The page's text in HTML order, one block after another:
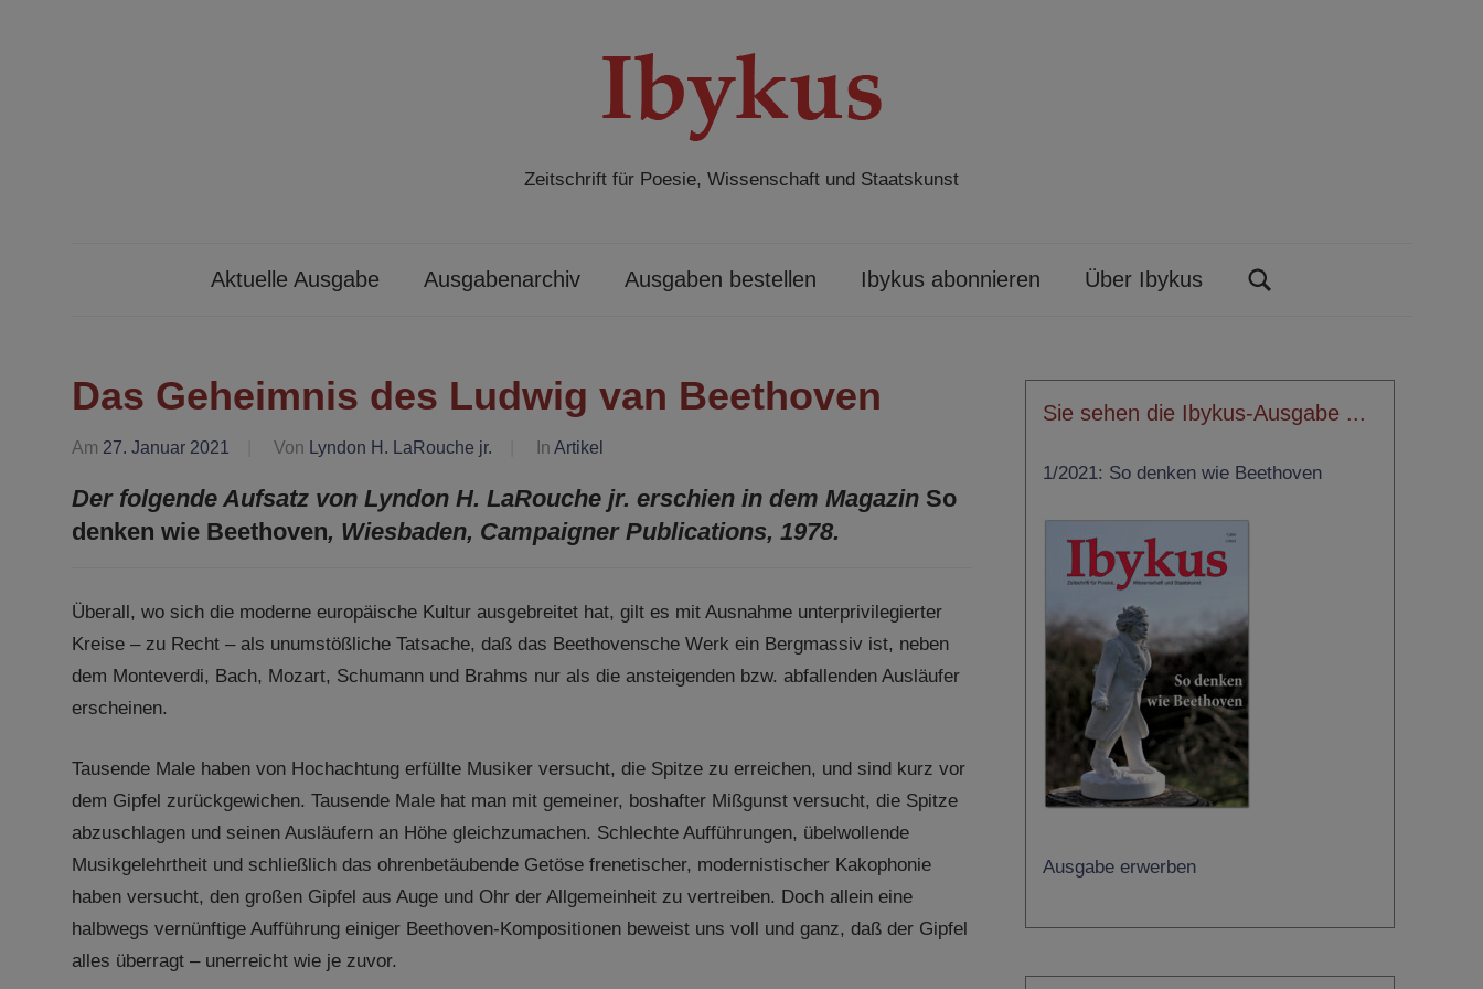
Zeitschrift für Poesie, Wissenschaft und Staatskunst
Aktuelle Ausgabe Ausgabenarchiv Ausgaben bestellen Ibykus abonnieren
Über Ibykus
Das Geheimnis des Ludwig van Beethoven
Am 27. Januar 2021 Von Lyndon H. LaRouche jr. In Artikel
Der folgende Aufsatz von Lyndon H. LaRouche jr. erschien in dem Magazin So
denken wie Beethoven, Wiesbaden, Campaigner Publications, 1978.
Überall, wo sich die moderne europäische Kultur ausgebreitet hat, gilt es mit Ausnahme unterprivilegierter
Kreise – zu Recht – als unumstößliche Tatsache, daß das Beethovensche Werk ein Bergmassiv ist, neben
dem Monteverdi, Bach, Mozart, Schumann und Brahms nur als die ansteigenden bzw. abfallenden Ausläufer
erscheinen.
Tausende Male haben von Hochachtung erfüllte Musiker versucht, die Spitze zu erreichen, und sind kurz vor
dem Gipfel zurückgewichen. Tausende Male hat man mit gemeiner, boshafter Mißgunst versucht, die Spitze
abzuschlagen und seinen Ausläufern an Höhe gleichzumachen. Schlechte Aufführungen, übelwollende
Musikgelehrtheit und schließlich das ohrenbetäubende Getöse frenetischer, modernistischer Kakophonie
haben versucht, den großen Gipfel aus Auge und Ohr der Allgemeinheit zu vertreiben. Doch allein eine
halbwegs vernünftige Aufführung einiger Beethoven-Kompositionen beweist uns voll und ganz, daß der Gipfel
alles überragt – unerreicht wie je zuvor.
Sie sehen die Ibykus-Ausgabe ...
1/2021: So denken wie Beethoven
Ausgabe erwerben